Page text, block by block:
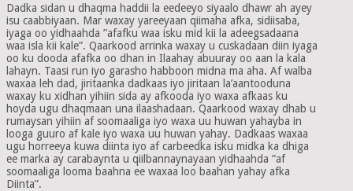
Dadka sidan u dhaqma haddii la eedeeyo siyaalo dhawr ah ayey
isu caabbiyaan. Mar waxay yareeyaan qiimaha afka, sidiisaba,
iyaga oo yidhaahda ”afafku waa isku mid kii la adeegsadaana
waa isla kii kale”. Qaarkood arrinka waxay u cuskadaan diin iyaga
oo ku dooda afafka oo dhan in Ilaahay abuuray oo aan la kala
lahayn. Taasi run iyo garasho habboon midna ma aha. Af walba
waxaa leh dad, jiritaanka dadkaas iyo jiritaan la’aantooduna
waxay ku xidhan yihiin sida ay afkooda iyo waxa afkaas ku
hoyda ugu dhaqmaan una ilaashadaan. Qaarkood waxay dhab u
rumaysan yihiin af soomaaliga iyo waxa uu huwan yahayba in
looga guuro af kale iyo waxa uu huwan yahay. Dadkaas waxaa
ugu horreeya kuwa diinta iyo af carbeedka isku midka ka dhiga
ee marka ay carabaynta u qiilbannaynayaan yidhaahda ”af
soomaaliga looma baahna ee waxaa loo baahan yahay afka
Diinta”.